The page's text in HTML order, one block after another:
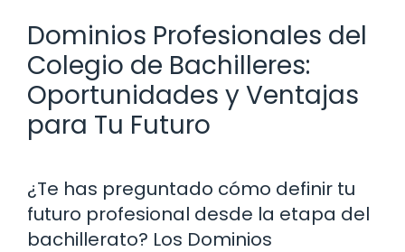
Dominios Profesionales del
Colegio de Bachilleres:
Oportunidades y Ventajas
para Tu Futuro
¿Te has preguntado cómo definir tu
futuro profesional desde la etapa del
bachillerato? Los Dominios